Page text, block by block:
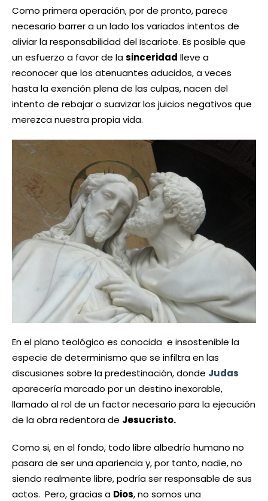
Como primera operación, por de pronto, parece
necesario barrer a un lado los variados intentos de
aliviar la responsabilidad del Iscariote. Es posible que
un esfuerzo a favor de lasinceridad lleve a
reconocer que los atenuantes aducidos, a veces
hasta la exención plena de las culpas, nacen del
intento de rebajar o suavizar los juicios negativos que
merezca nuestra propia vida.
En el plano teológico es conocida e insostenible la
especie de determinismo que se infiltra en las
discusiones sobre la predestinación, donde Judas
aparecería marcado por un destino inexorable,
llamado al rol de un factor necesario para la ejecución
de la obra redentora de Jesucristo.
Como si, en el fondo, todo libre albedrío humano no
pasara de ser una apariencia y, por tanto, nadie, no
siendo realmente libre, podría ser responsable de sus
actos. Pero, gracias a Dios, no somos una